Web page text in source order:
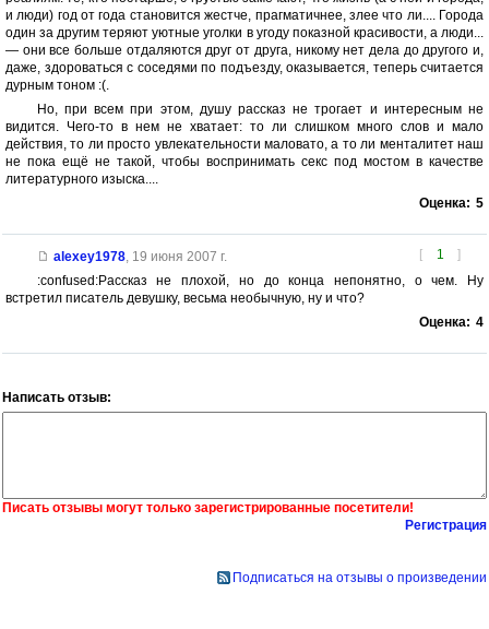
и люди) год от года становится жестче, прагматичнее, злее что ли.... Города
один за другим теряют уютные уголки в угоду показной красивости, а люди...
— они все больше отдаляются друг от друга, никому нет дела до другого и,
даже, здороваться с соседями по подъезду, оказывается, теперь считается
дурным тоном :(.
Но, при всем при этом, душу рассказ не трогает и интересным не
видится. Чего-то в нем не хватает: то ли слишком много слов и мало
действия, то ли просто увлекательности маловато, а то ли менталитет наш
не пока ещё не такой, чтобы воспринимать секс под мостом в качестве
литературного изыска....
Оценка: 5
[ 1 ]
alexey1978, 19 июня 2007 г.
:confused:Рассказ не плохой, но до конца непонятно, о чем. Ну
встретил писатель девушку, весьма необычную, ну и что?
Оценка: 4
Написать отзыв:
Писать отзывы могут только зарегистрированные посетители!
Регистрация
Подписаться на отзывы о произведении